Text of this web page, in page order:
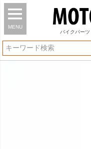
MENU
バイク パーツ